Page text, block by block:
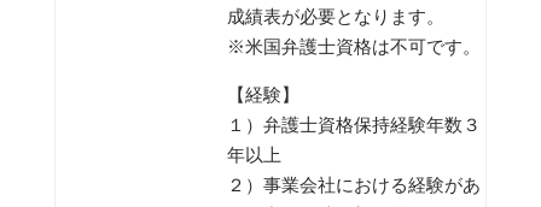
成績表が必要となります。
※米国弁護士資格は不可です。
【経験】
１）弁護士資格保持経験年数３
年以上
２）事業会社における経験があ